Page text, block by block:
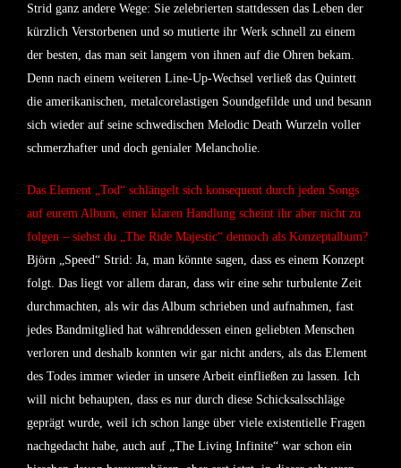
Strid ganz andere Wege: Sie zelebrierten stattdessen das Leben der
kürzlich Verstorbenen und so mutierte ihr Werk schnell zu einem
der besten, das man seit langem von ihnen auf die Ohren bekam.
Denn nach einem weiteren Line-Up-Wechsel verließ das Quintett
die amerikanischen, metalcorelastigen Soundgefilde und und besann
sich wieder auf seine schwedischen Melodic Death Wurzeln voller
schmerzhafter und doch genialer Melancholie.
Das Element „Tod“ schlängelt sich konsequent durch jeden Songs
auf eurem Album, einer klaren Handlung scheint ihr aber nicht zu
folgen – siehst du „The Ride Majestic“ dennoch als Konzeptalbum?
Björn „Speed“ Strid: Ja, man könnte sagen, dass es einem Konzept
folgt. Das liegt vor allem daran, dass wir eine sehr turbulente Zeit
durchmachten, als wir das Album schrieben und aufnahmen, fast
jedes Bandmitglied hat währenddessen einen geliebten Menschen
verloren und deshalb konnten wir gar nicht anders, als das Element
des Todes immer wieder in unsere Arbeit einfließen zu lassen. Ich
will nicht behaupten, dass es nur durch diese Schicksalsschläge
geprägt wurde, weil ich schon lange über viele existentielle Fragen
nachgedacht habe, auch auf „The Living Infinite“ war schon ein